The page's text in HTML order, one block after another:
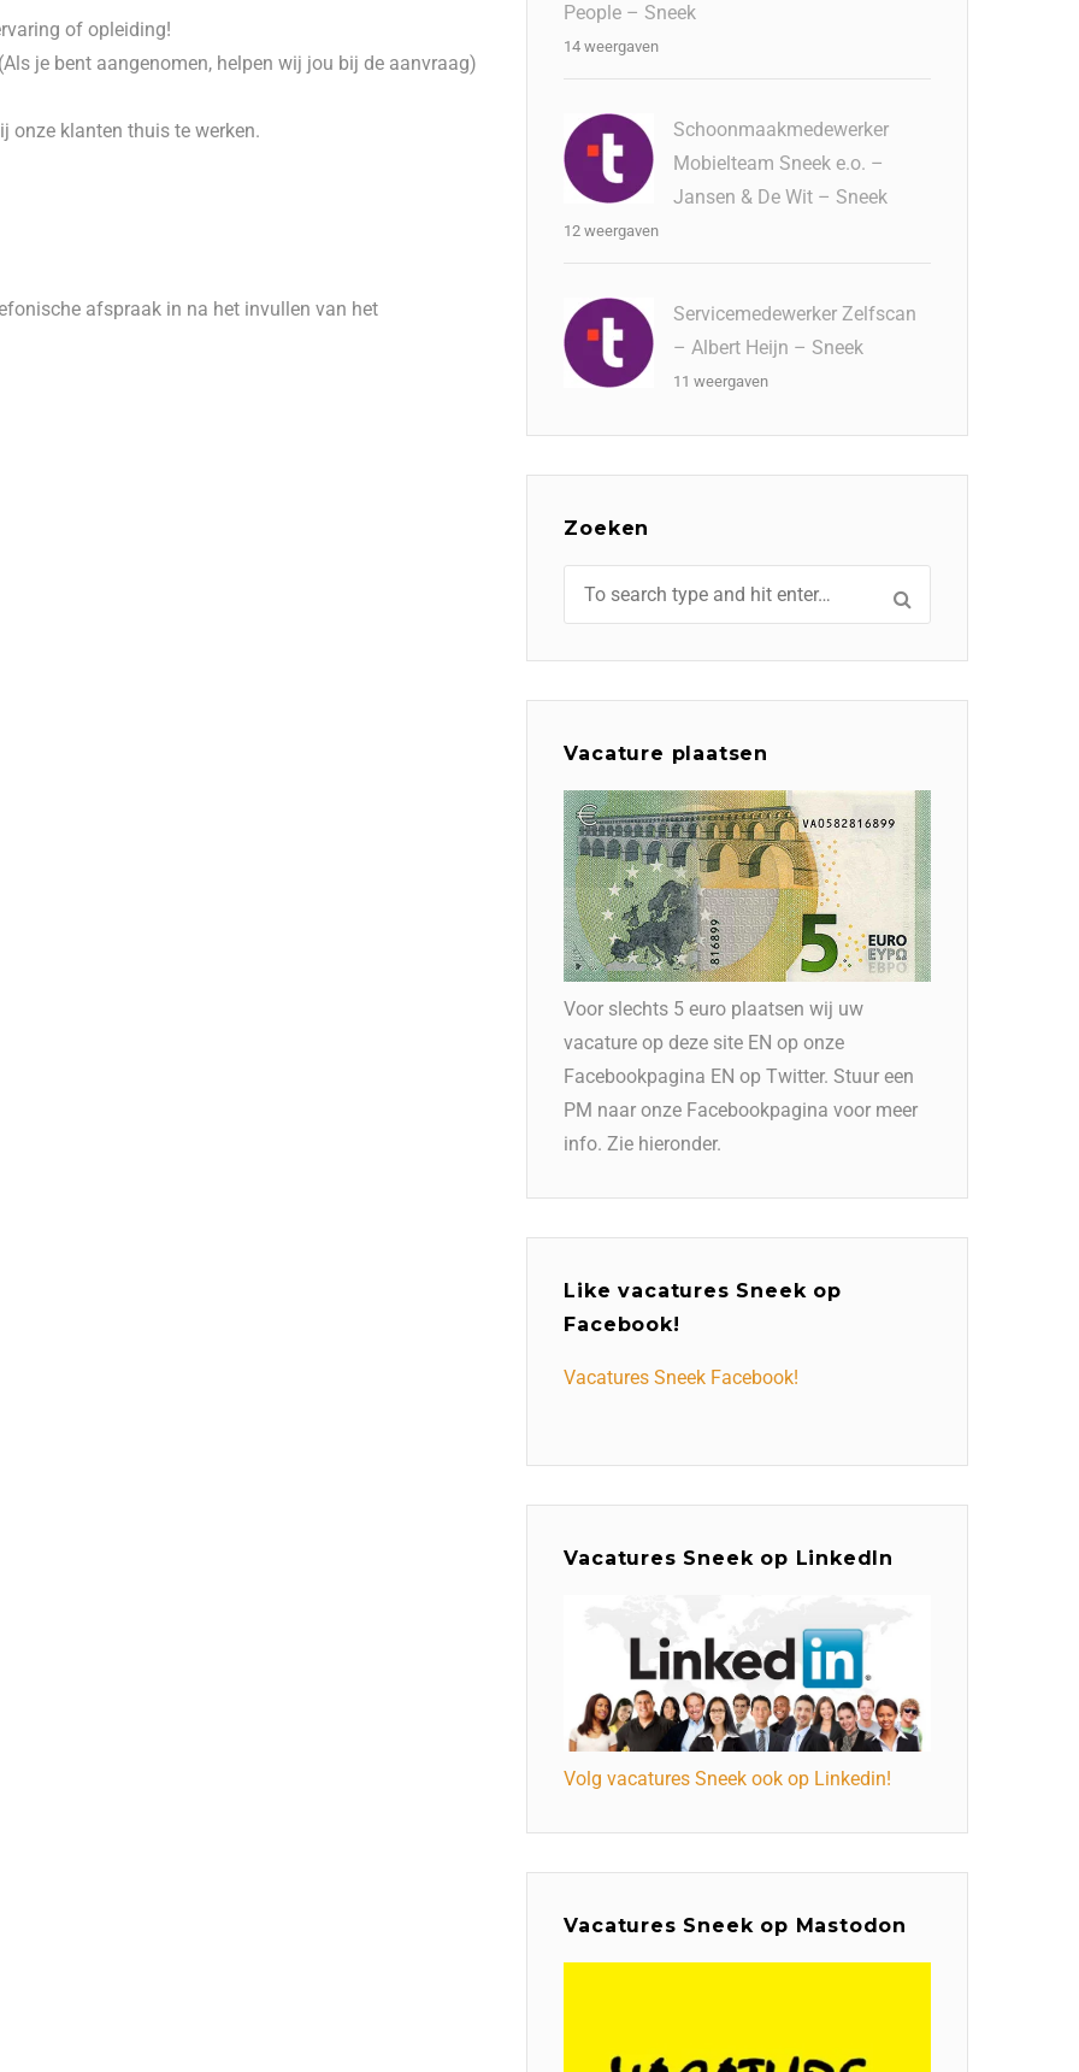
of opleiding!
je bent aangenomen, helpen wij jou bij de aanvraag)
onze klanten thuis te werken.
afspraak in na het invullen van het
People – Sneek
14 weergaven
Schoonmaakmedewerker
Mobielteam Sneek e.o. –
Jansen & De Wit – Sneek
12 weergaven
Servicemedewerker Zelfscan
– Albert Heijn – Sneek
11 weergaven
Zoeken
Vacature plaatsen
Voor slechts 5 euro plaatsen wij uw
vacature op deze site EN op onze
Facebookpagina EN op Twitter. Stuur een
PM naar onze Facebookpagina voor meer
info. Zie hieronder.
Like vacatures Sneek op
Facebook!
Vacatures Sneek Facebook!
Vacatures Sneek op LinkedIn
Volg vacatures Sneek ook op Linkedin!
Vacatures Sneek op Mastodon